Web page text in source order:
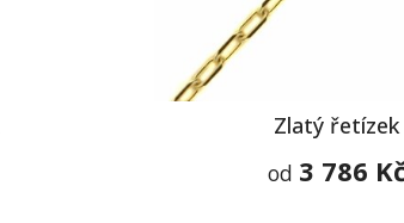
Zlatý řetízek
od 3 786